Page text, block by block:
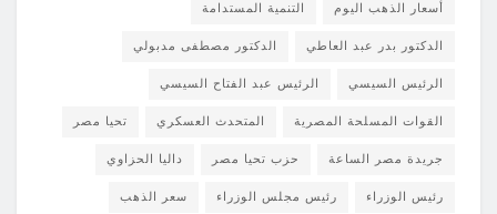
أسعار الذهب اليوم التنمية المستدامة
الدكتور بدر عبد العاطي الدكتور مصطفى مدبولي
الرئيس السيسي الرئيس عبد الفتاح السيسي
القوات المسلحة المصرية المتحدث العسكري تحيا مصر
جريدة مصر الساعة حزب تحيا مصر داليا الحزاوي
رئيس الوزراء رئيس مجلس الوزراء سعر الذهب